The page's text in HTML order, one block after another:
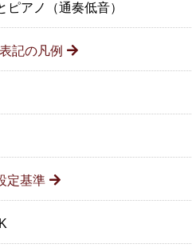
ピアノ（通奏低音）
記の凡例
定基準